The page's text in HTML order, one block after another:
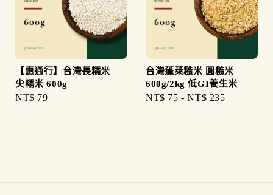
【惠通行】台灣長糯米
尖糯米 600g
Regular
NT$ 79
台灣蓬萊糙米 圓糙米
600g/2kg 低GI養生米
Regular
NT$ 75 -NT$ 235